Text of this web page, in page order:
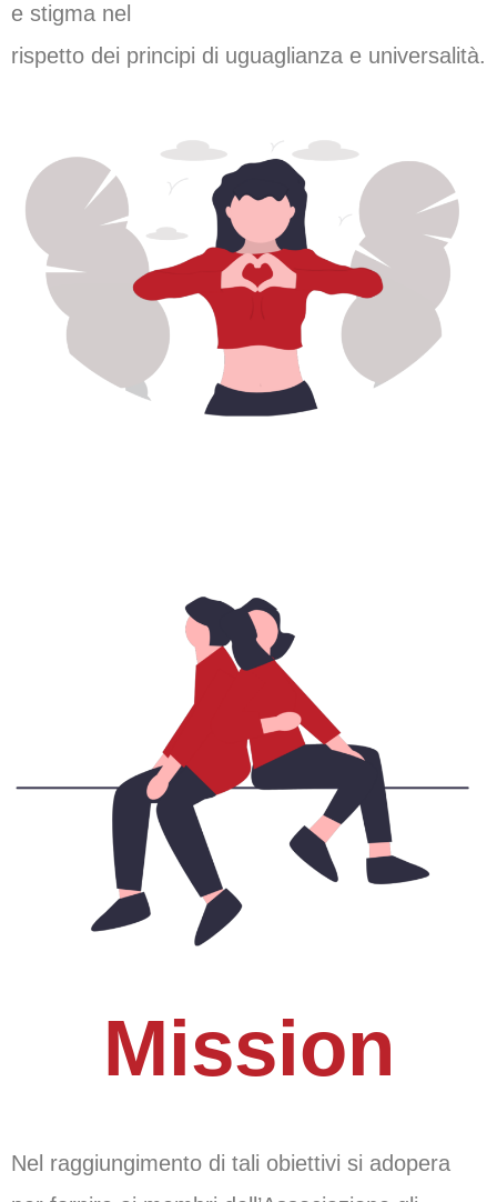
e stigma nel
rispetto dei principi di uguaglianza e universalità.
Mission
Nel raggiungimento di tali obiettivi si adopera